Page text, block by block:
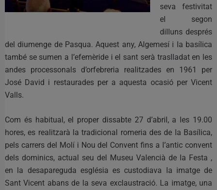
seva festivitat
el segon
dilluns després
del diumenge de Pasqua. Aquest any, Algemesí i la basílica
també se sumen a l’efemèride i el sant serà traslladat en les
andes processonals d’orfebreria realitzades en 1961 per
José David i restaurades per a aquesta ocasió per Vicent
Valls.
Com és habitual, el proper dissabte 27 d’abril, a les 19.00
hores, es realitzarà la tradicional romeria des de la Basílica,
pels carrers del Molí i Nou del Convent fins a l’antic convent
dels dominics, actual seu del Museu Valencià de la Festa ,
en la desapareguda església es custodiava la imatge de
Sant Vicent abans de la seva exclaustració. La imatge, una